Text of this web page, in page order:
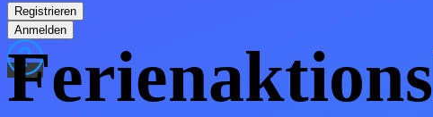
Ferienaktions